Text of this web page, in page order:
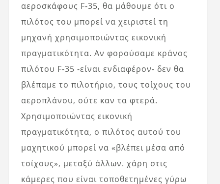
αεροσκάφους F-35, θα μάθουμε ότι ο
πιλότος του μπορεί να χειριστεί τη
μηχανή χρησιμοποιώντας εικονική
πραγματικότητα. Αν φορούσαμε κράνος
πιλότου F-35 -είναι ενδιαφέρον- δεν θα
βλέπαμε το πιλοτήριο, τους τοίχους του
αεροπλάνου, ούτε καν τα φτερά.
Χρησιμοποιώντας εικονική
πραγματικότητα, ο πιλότος αυτού του
μαχητικού μπορεί να «βλέπει μέσα από
τοίχους», μεταξύ άλλων. χάρη στις
κάμερες που είναι τοποθετημένες γύρω